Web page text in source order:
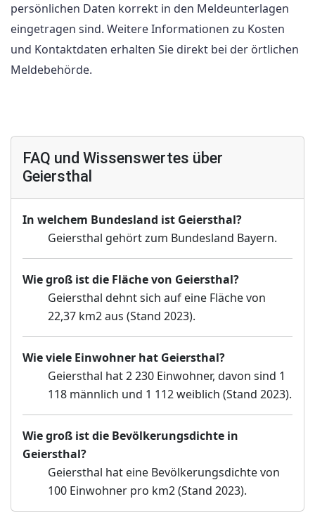
persönlichen Daten korrekt in den Meldeunterlagen
eingetragen sind. Weitere Informationen zu Kosten
und Kontaktdaten erhalten Sie direkt bei der örtlichen
Meldebehörde.
FAQ und Wissenswertes über
Geiersthal
In welchem Bundesland ist Geiersthal?
Geiersthal gehört zum Bundesland Bayern.
Wie groß ist die Fläche von Geiersthal?
Geiersthal dehnt sich auf eine Fläche von
22,37 km2 aus (Stand 2023).
Wie viele Einwohner hat Geiersthal?
Geiersthal hat 2 230 Einwohner, davon sind 1
118 männlich und 1 112 weiblich (Stand 2023).
Wie groß ist die Bevölkerungsdichte in
Geiersthal?
Geiersthal hat eine Bevölkerungsdichte von
100 Einwohner pro km2 (Stand 2023).